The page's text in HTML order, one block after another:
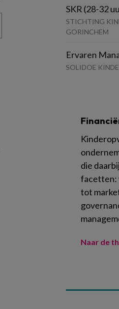
SKR (28-32
STICHTING
GORINCHEM
Ervaren
SOLIDOE
die
facetten:
tot
Naar de